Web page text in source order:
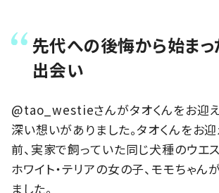
先代への後悔から始ま
出会い
@tao_westieさんがタオくんをお迎え
深い想いがありました。タオくんをお
前、実家で飼っていた同じ犬種のウエス
ホワイト・テリアの女の子、モモちゃん
ました。